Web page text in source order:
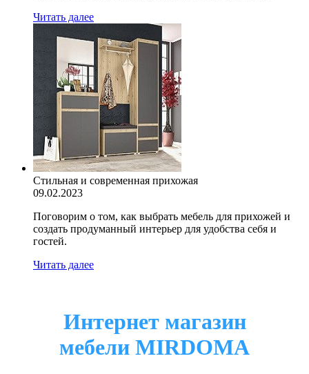
Читать далее
Стильная и современная прихожая
09.02.2023
Поговорим о том, как выбрать мебель для прихожей и
создать продуманный интерьер для удобства себя и
гостей.
Читать далее
Интернет магазин
мебели MIRDOMA